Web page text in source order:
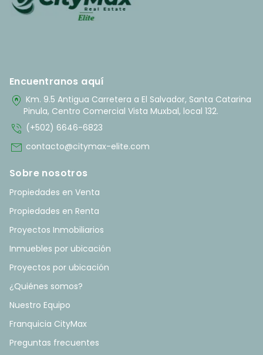
Encuentranos aquí
home_pin Km. 9.5 Antigua Carretera a El Salvador, Santa Catarina
Pinula, Centro Comercial Vista Muxbal, local 132.
phone_in_talk (+502) 6646-6823
mail contacto@citymax-elite.com
Sobre nosotros
Propiedades en Venta
Propiedades en Renta
Proyectos Inmobiliarios
Inmuebles por ubicación
Proyectos por ubicación
¿Quiénes somos?
Nuestro Equipo
Franquicia CityMax
Preguntas frecuentes